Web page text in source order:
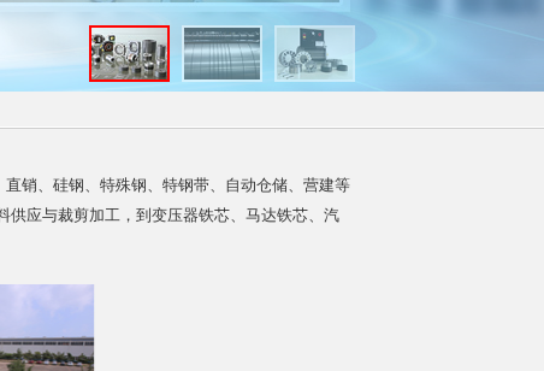
销、硅钢、特殊钢、特钢带、自动仓储、营建等
应与裁剪加工，到变压器铁芯、马达铁芯、汽